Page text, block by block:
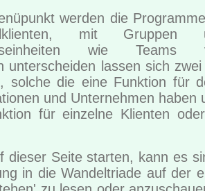
werden die
mit Gruppen
wie Teams
unterscheiden lassen sich
solche die eine Funktion für
und Unternehmen haben
für einzelne Klienten
dieser Seite starten, kann es
in die Wandeltriade auf der